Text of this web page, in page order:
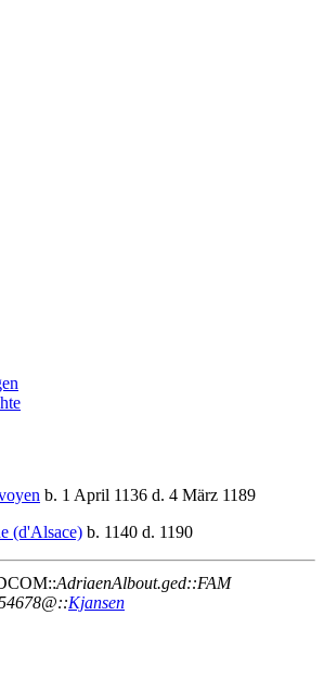
b. 1 April 1136 d. 4 März 1189
(d'Alsace) b. 1140 d. 1190
AdriaenAlbout.ged::FAM
Kjansen